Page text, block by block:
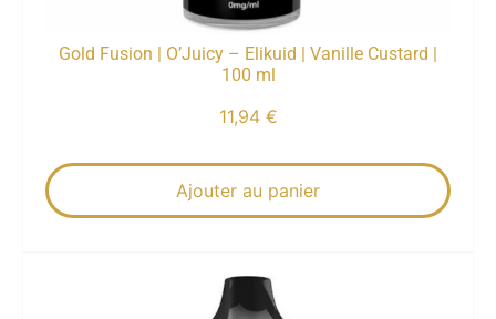
Gold Fusion | O’Juicy – Elikuid | Vanille Custard |
100 ml
11,94 €
Ajouter au panier